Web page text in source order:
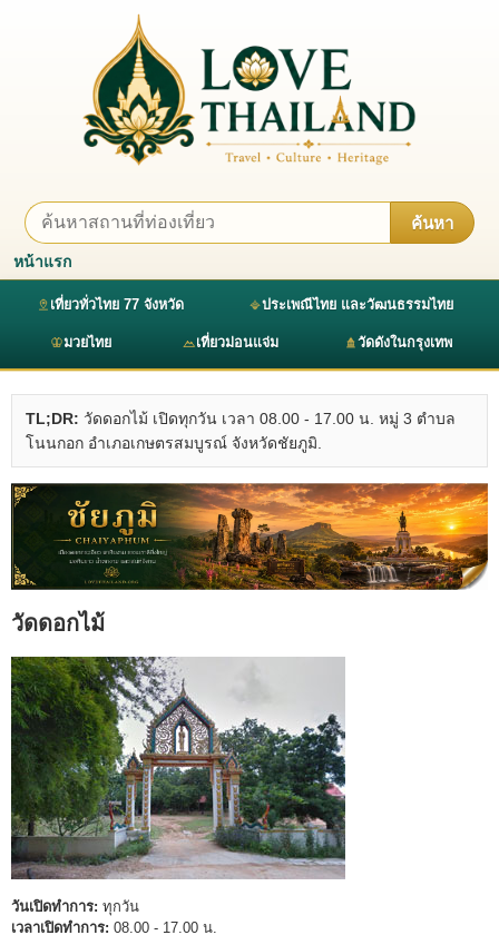
ค้นหา
หน้าแรก
เที่ยวทั่วไทย 77 จังหวัด ประเพณีไทย และวัฒนธรรมไทย
มวยไทย เที่ยวม่อนแจ่ม วัดดังในกรุงเทพ
TL;DR: วัดดอกไม้ เปิดทุกวัน เวลา 08.00 - 17.00 น. หมู่ 3 ตำบล
โนนกอก อำเภอเกษตรสมบูรณ์ จังหวัดชัยภูมิ.
วัดดอกไม้
วันเปิดทำการ: ทุกวัน
เวลาเปิดทำการ: 08.00 - 17.00 น.